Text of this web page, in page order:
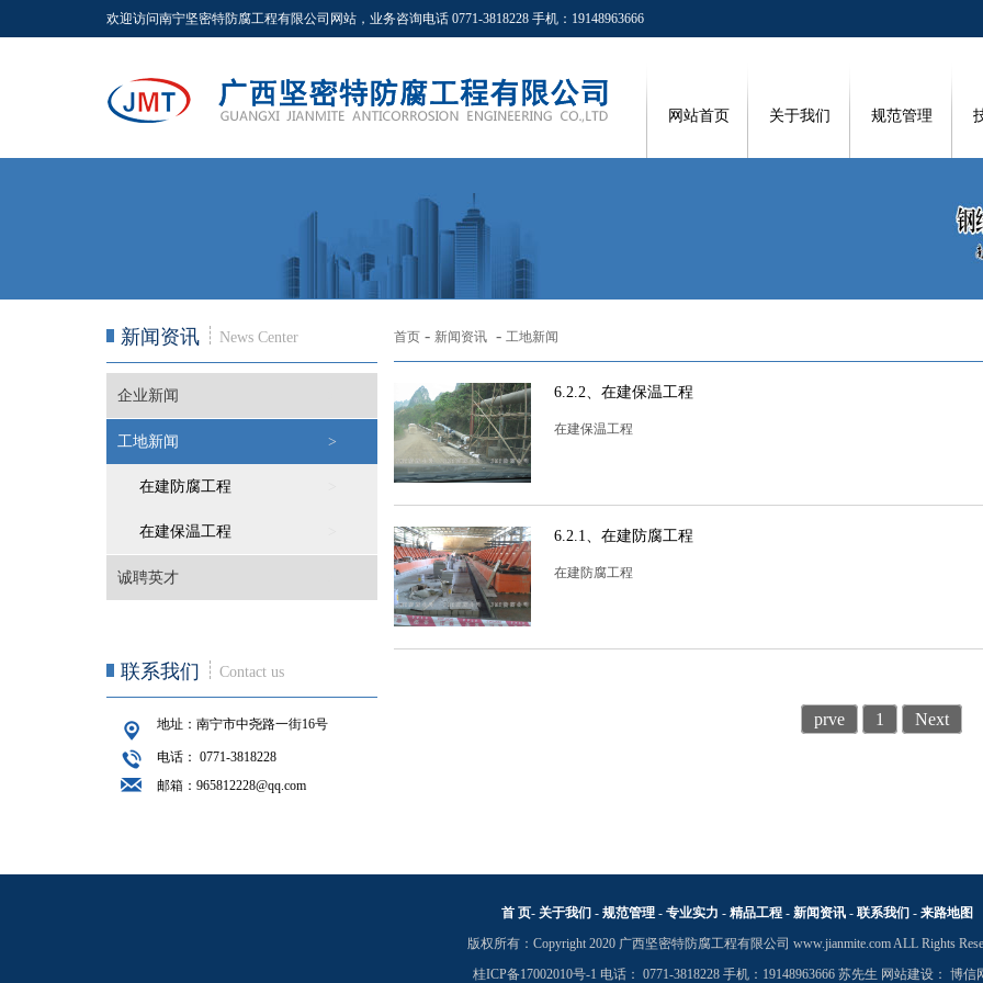
欢迎访问南宁坚密特防腐工程有限公司网站，业务咨询电话 0771-3818228 手机：19148963666
网站首页 关于我们 规范管理
新闻资讯 News Center
企业新闻
工地新闻 >
在建防腐工程
在建保温工程
诚聘英才
联系我们 Contact us
地址：南宁市中尧路一街16号
电话： 0771-3818228
邮箱：965812228@qq.com
首页 - 新闻资讯 - 工地新闻
6.2.2、在建保温工程
在建保温工程
6.2.1、在建防腐工程
在建防腐工程
prve 1 Next
首 页- 关于我们 - 规范管理 - 专业实力 - 精品工程 - 新闻资讯 - 联系我们 - 来路地图
版权所有：Copyright 2020 广西坚密特防腐工程有限公司 www.jianmite.com ALL Rights
桂ICP备17002010号-1 电话： 0771-3818228 手机：19148963666 苏先生 网站建设： 博信